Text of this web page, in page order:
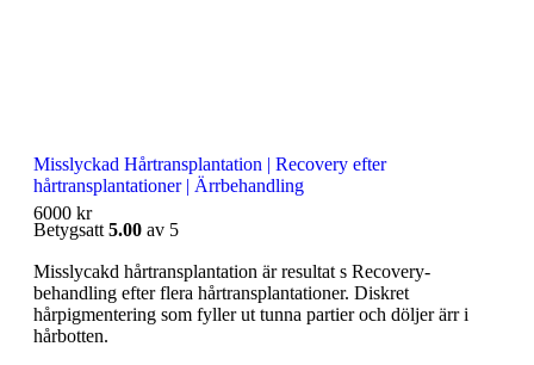
Misslyckad Hårtransplantation | Recovery efter
hårtransplantationer | Ärrbehandling
6000 kr
Betygsatt 5.00 av 5
Misslycakd hårtransplantation är resultat s Recovery-
behandling efter flera hårtransplantationer. Diskret
hårpigmentering som fyller ut tunna partier och döljer ärr i
hårbotten.